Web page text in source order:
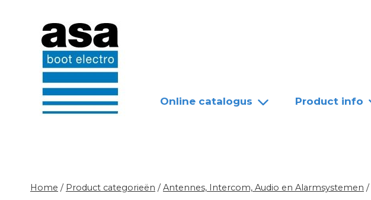
Online catalogus Product info
Home / Product categorieën / Antennes, Intercom, Audio en Alarmsystemen /